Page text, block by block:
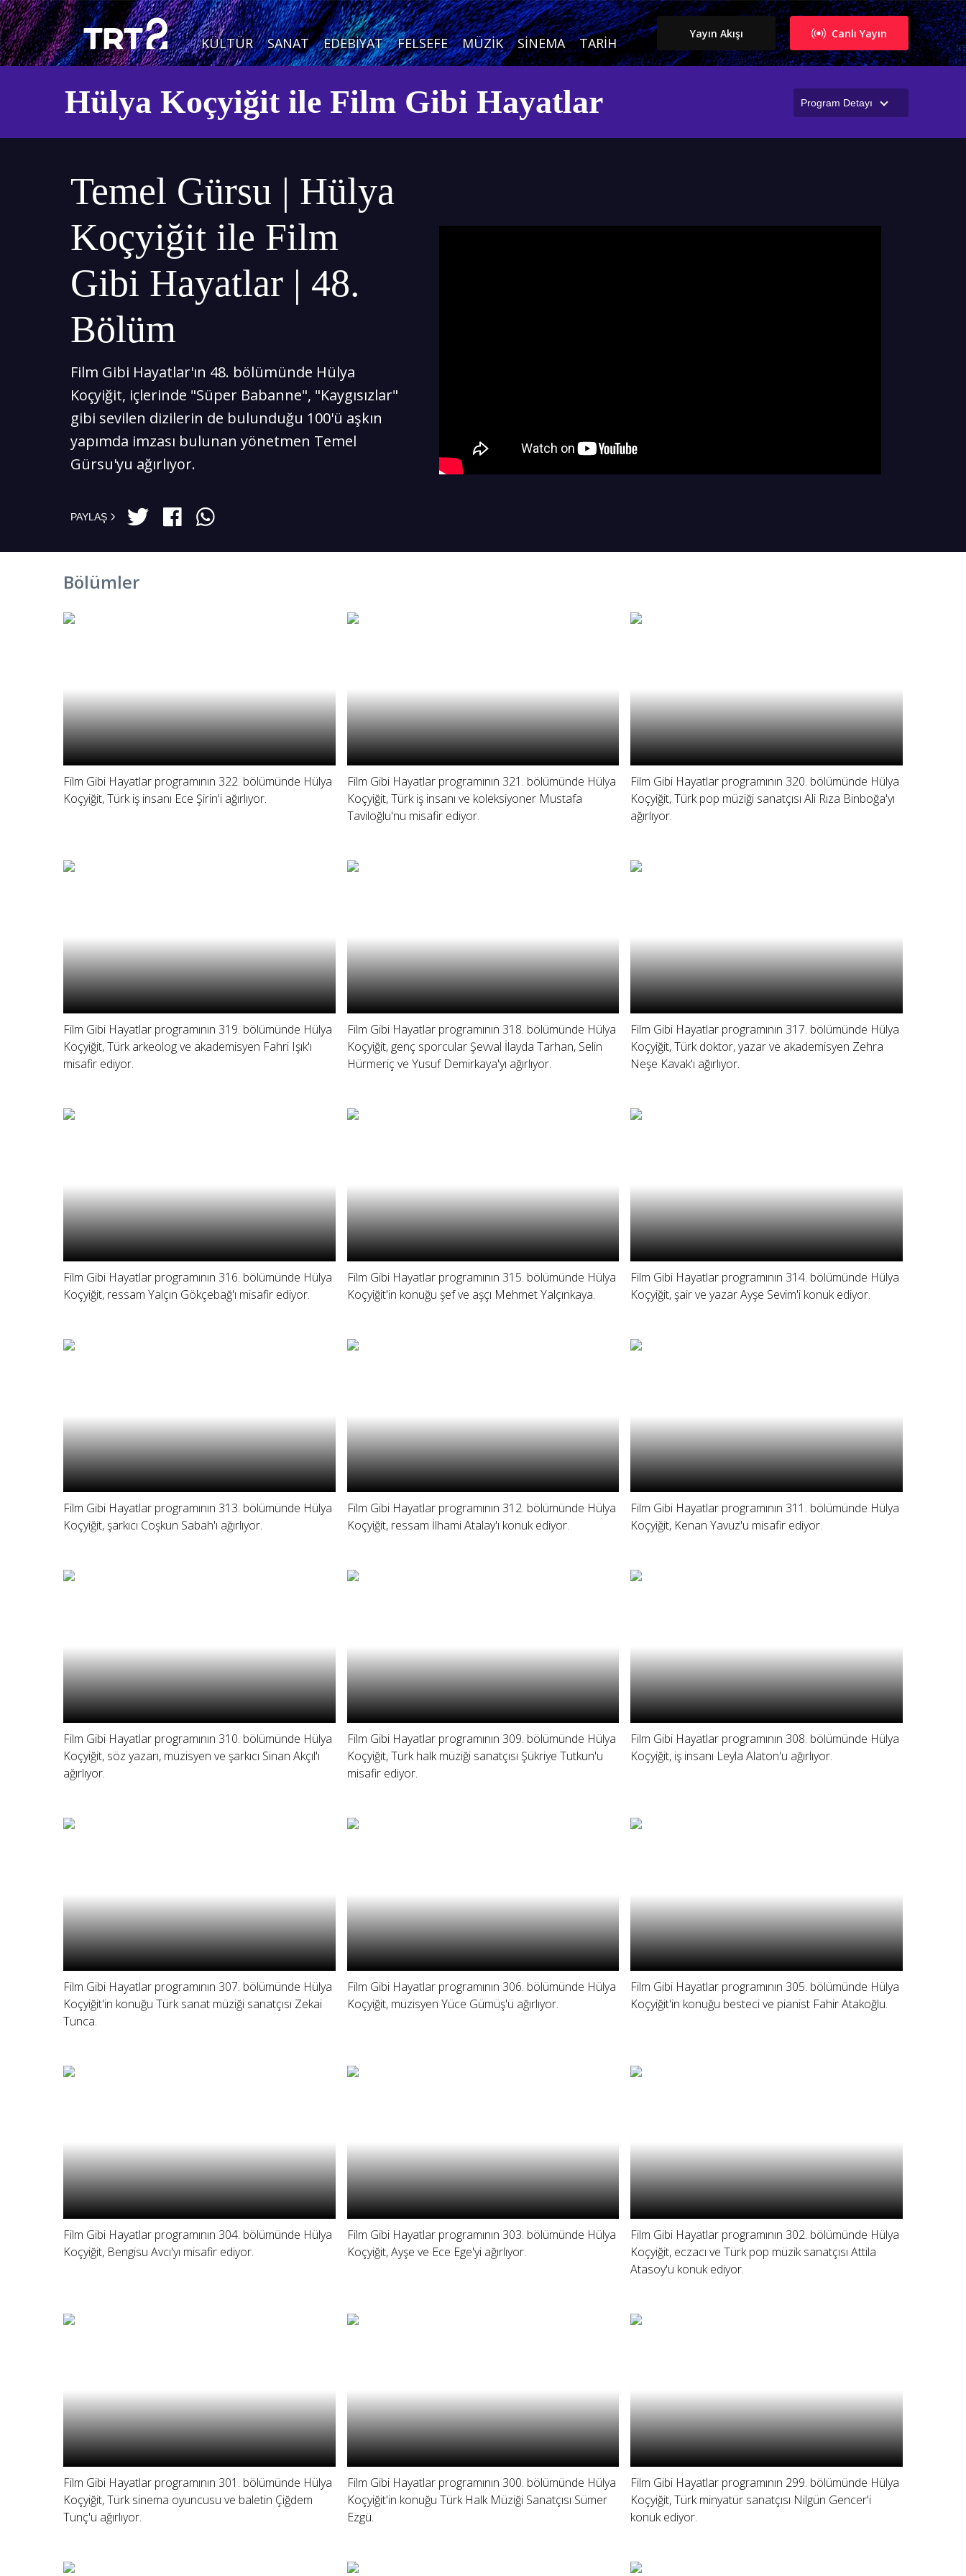
KÜLTÜR SANAT EDEBIYAT FELSEFE MÜZIK SINEMA TARIH
Canlı Yayın
Yayın Akışı
Program Detayı
Hülya Koçyiğit ile Film Gibi Hayatlar
Temel Gürsu | Hülya
Koçyiğit ile Film
Gibi Hayatlar | 48.
Bölüm
Film Gibi Hayatlar'ın 48. bölümünde Hülya
Koçyiğit, içlerinde "Süper Babanne", "Kaygısızlar"
gibi sevilen dizilerin de bulunduğu 100'ü aşkın
yapımda imzası bulunan yönetmen Temel
Gürsu'yu ağırlıyor.
PAYLAŞ
Bölümler
Film Gibi Hayatlar programının 322. bölümünde Hülya
Koçyiğit, Türk iş insanı Ece Şirin'i ağırlıyor.
Film Gibi Hayatlar programının 321. bölümünde Hülya
Koçyiğit, Türk iş insanı ve koleksiyoner Mustafa
Taviloğlu'nu misafir ediyor.
Film Gibi Hayatlar programının 320. bölümünde Hülya
Koçyiğit, Türk pop müziği sanatçısı Ali Rıza Binboğa'yı
ağırlıyor.
Film Gibi Hayatlar programının 319. bölümünde Hülya
Koçyiğit, Türk arkeolog ve akademisyen Fahri Işık'ı
misafir ediyor.
Film Gibi Hayatlar programının 318. bölümünde Hülya
Koçyiğit, genç sporcular Şevval İlayda Tarhan, Selin
Hürmeriç ve Yusuf Demirkaya'yı ağırlıyor.
Film Gibi Hayatlar programının 317. bölümünde Hülya
Koçyiğit, Türk doktor, yazar ve akademisyen Zehra
Neşe Kavak'ı ağırlıyor.
Film Gibi Hayatlar programının 316. bölümünde Hülya
Koçyiğit, ressam Yalçın Gökçebağ'ı misafir ediyor.
Film Gibi Hayatlar programının 315. bölümünde Hülya
Koçyiğit'in konuğu şef ve aşçı Mehmet Yalçınkaya.
Film Gibi Hayatlar programının 314. bölümünde Hülya
Koçyiğit, şair ve yazar Ayşe Sevim'i konuk ediyor.
Film Gibi Hayatlar programının 313. bölümünde Hülya
Koçyiğit, şarkıcı Coşkun Sabah'ı ağırlıyor.
Film Gibi Hayatlar programının 312. bölümünde Hülya
Koçyiğit, ressam İlhami Atalay'ı konuk ediyor.
Film Gibi Hayatlar programının 311. bölümünde Hülya
Koçyiğit, Kenan Yavuz'u misafir ediyor.
Film Gibi Hayatlar programının 310. bölümünde Hülya
Koçyiğit, söz yazarı, müzisyen ve şarkıcı Sinan Akçıl'ı
ağırlıyor.
Film Gibi Hayatlar programının 309. bölümünde Hülya
Koçyiğit, Türk halk müziği sanatçısı Şükriye Tutkun'u
misafir ediyor.
Film Gibi Hayatlar programının 308. bölümünde Hülya
Koçyiğit, iş insanı Leyla Alaton'u ağırlıyor.
Film Gibi Hayatlar programının 307. bölümünde Hülya
Koçyiğit'in konuğu Türk sanat müziği sanatçısı Zekai
Tunca.
Film Gibi Hayatlar programının 306. bölümünde Hülya
Koçyiğit, müzisyen Yüce Gümüş'ü ağırlıyor.
Film Gibi Hayatlar programının 305. bölümünde Hülya
Koçyiğit'in konuğu besteci ve pianist Fahir Atakoğlu.
Film Gibi Hayatlar programının 304. bölümünde Hülya
Koçyiğit, Bengisu Avcı'yı misafir ediyor.
Film Gibi Hayatlar programının 303. bölümünde Hülya
Koçyiğit, Ayşe ve Ece Ege'yi ağırlıyor.
Film Gibi Hayatlar programının 302. bölümünde Hülya
Koçyiğit, eczacı ve Türk pop müzik sanatçısı Attila
Atasoy'u konuk ediyor.
Film Gibi Hayatlar programının 301. bölümünde Hülya
Koçyiğit, Türk sinema oyuncusu ve baletin Çiğdem
Tunç'u ağırlıyor.
Film Gibi Hayatlar programının 300. bölümünde Hülya
Koçyiğit'in konuğu Türk Halk Müziği Sanatçısı Sümer
Ezgü.
Film Gibi Hayatlar programının 299. bölümünde Hülya
Koçyiğit, Türk minyatür sanatçısı Nilgün Gencer'i
konuk ediyor.